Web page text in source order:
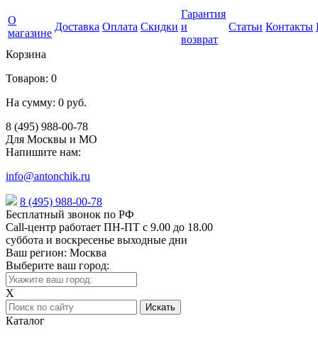
О
магазине
Доставка Оплата Скидки
Гарантия
и
возврат
Статьи Контакты
Корзина
Товаров: 0
На сумму: 0 руб.
8 (495) 988-00-78
Для Москвы и МО
Напишите нам:
info@antonchik.ru
8 (495) 988-00-78
Бесплатный звонок по РФ
Call-центр работает ПН-ПТ с 9.00 до 18.00
суббота и воскресенье выходные дни
Ваш регион: Москва
Выберите ваш город:
X
Каталог